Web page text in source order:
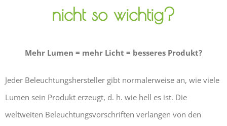
nicht so wichtig?
Mehr Lumen = mehr Licht = besseres Produkt?
Jeder Beleuchtungshersteller gibt normalerweise an, wie viele
Lumen sein Produkt erzeugt, d. h. wie hell es ist. Die
weltweiten Beleuchtungsvorschriften verlangen von den